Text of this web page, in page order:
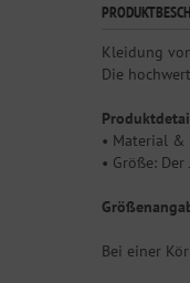
Kleidung
Die
• Material &
• Größe:
Bei einer